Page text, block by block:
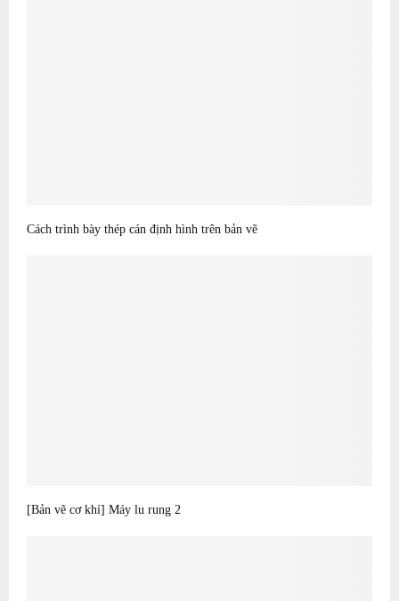
Cách trình bày thép cán định hình trên bản vẽ
[Bản vẽ cơ khí] Máy lu rung 2